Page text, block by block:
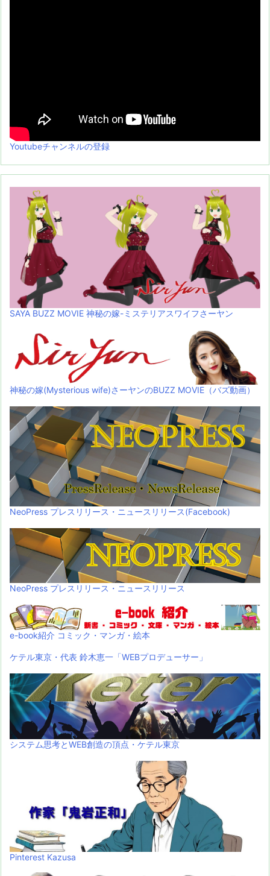
Youtubeチャンネルの登録
SAYA BUZZ MOVIE 神秘の嫁-ミステリアスワイフさーヤン
神秘の嫁(Mysterious wife)さーヤンのBUZZ MOVIE（バズ動画）
NeoPress プレスリリース・ニュースリリース(Facebook)
NeoPress プレスリリース・ニュースリリース
e-book紹介 コミック・マンガ・絵本
ケテル東京・代表 鈴木恵一「WEBプロデューサー」
システム思考とWEB創造の頂点・ケテル東京
Pinterest Kazusa